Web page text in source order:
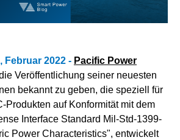
Februar 2022 - Pacific Power
Veröffentlichung seiner neuesten
bekannt zu geben, die speziell für
Produkten auf Konformität mit dem
Interface Standard Mil-Std-1399-
Power Characteristics", entwickelt